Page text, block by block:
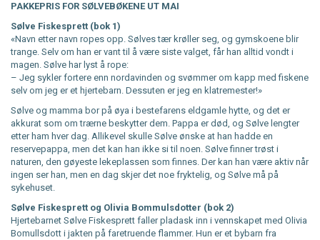
PAKKEPRIS FOR SØLVEBØKENE UT MAI
Sølve Fiskesprett (bok 1)
«Navn etter navn ropes opp. Sølves tær krøller seg, og gymskoene blir
trange. Selv om han er vant til å være siste valget, får han alltid vondt i
magen. Sølve har lyst å rope:
– Jeg sykler fortere enn nordavinden og svømmer om kapp med fiskene
selv om jeg er et hjertebarn. Dessuten er jeg en klatremester!»
Sølve og mamma bor på øya i bestefarens eldgamle hytte, og det er
akkurat som om trærne beskytter dem. Pappa er død, og Sølve lengter
etter ham hver dag. Allikevel skulle Sølve ønske at han hadde en
reservepappa, men det kan han ikke si til noen. Sølve finner trøst i
naturen, den gøyeste lekeplassen som finnes. Der kan han være aktiv når
ingen ser han, men en dag skjer det noe fryktelig, og Sølve må på
sykehuset.
Sølve Fiskesprett og Olivia Bommulsdotter (bok 2)
Hjertebarnet Sølve Fiskesprett faller pladask inn i vennskapet med Olivia
Bomullsdott i jakten på faretruende flammer. Hun er et bybarn fra